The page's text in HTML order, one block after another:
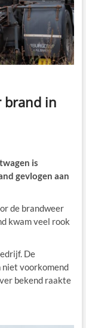
brand in
is
gevlogen aan
de brandweer
kwam veel rook
De
niet voorkomend
bekend raakte